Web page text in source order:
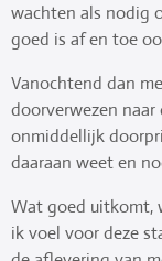
wachten als nodig
goed is af en toe
Vanochtend dan
doorverwezen
onmiddellijk
daaraan weet en
Wat goed uitkomt,
ik voel voor deze